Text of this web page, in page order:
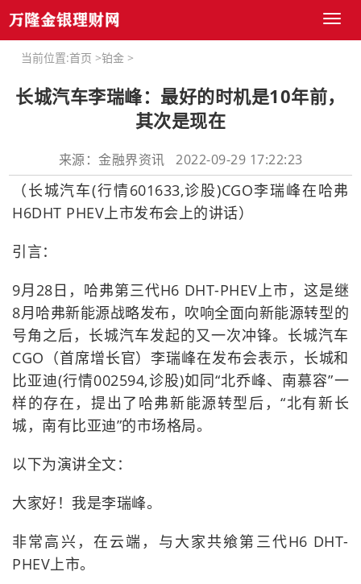
Toggle
当前位置:首页 >铂金 >
长城汽车李瑞峰：最好的时机是10年前，
其次是现在
来源：金融界资讯 2022-09-29 17:22:23
（长城汽车(行情601633,诊股)CGO李瑞峰在哈弗
H6DHT PHEV上市发布会上的讲话）
引言：
9月28日，哈弗第三代H6 DHT-PHEV上市，这是继
8月哈弗新能源战略发布，吹响全面向新能源转型的
号角之后，长城汽车发起的又一次冲锋。长城汽车
CGO（首席增长官）李瑞峰在发布会表示，长城和
比亚迪(行情002594,诊股)如同“北乔峰、南慕容”一
样的存在，提出了哈弗新能源转型后，“北有新长
城，南有比亚迪”的市场格局。
以下为演讲全文：
大家好！我是李瑞峰。
非常高兴，在云端，与大家共飨第三代H6 DHT-
PHEV上市。